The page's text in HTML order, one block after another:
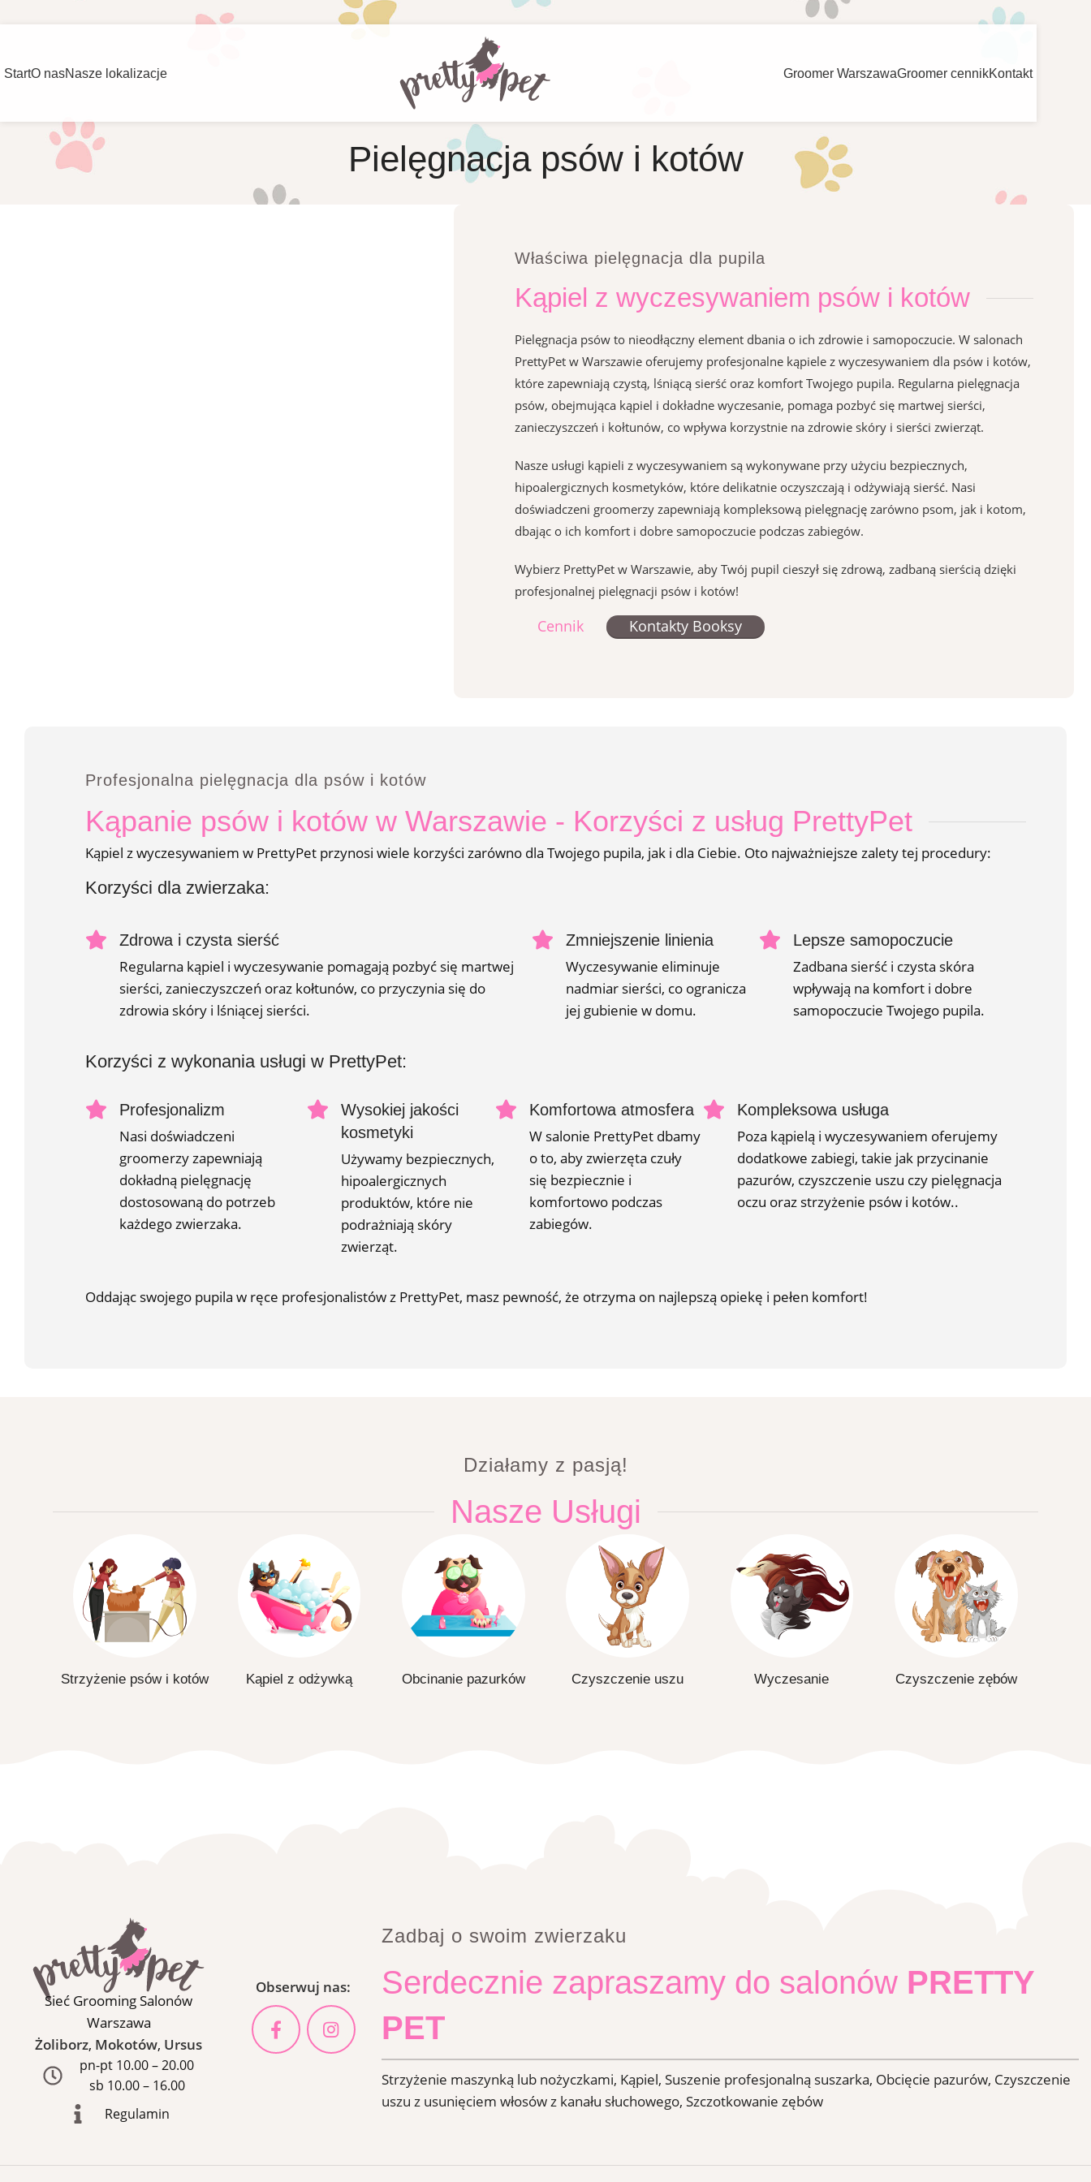
StartO nasNasze lokalizacje Groomer WarszawaGroomer cennikKontakt
Pielęgnacja psów i kotów
Właściwa pielęgnacja dla pupila
Kąpiel z wyczesywaniem psów i kotów
Pielęgnacja psów to nieodłączny element dbania o ich zdrowie i samopoczucie. W salonach
PrettyPet w Warszawie oferujemy profesjonalne kąpiele z wyczesywaniem dla psów i kotów,
które zapewniają czystą, lśniącą sierść oraz komfort Twojego pupila. Regularna pielęgnacja
psów, obejmująca kąpiel i dokładne wyczesanie, pomaga pozbyć się martwej sierści,
zanieczyszczeń i kołtunów, co wpływa korzystnie na zdrowie skóry i sierści zwierząt.
Nasze usługi kąpieli z wyczesywaniem są wykonywane przy użyciu bezpiecznych,
hipoalergicznych kosmetyków, które delikatnie oczyszczają i odżywiają sierść. Nasi
doświadczeni groomerzy zapewniają kompleksową pielęgnację zarówno psom, jak i kotom,
dbając o ich komfort i dobre samopoczucie podczas zabiegów.
Wybierz PrettyPet w Warszawie, aby Twój pupil cieszył się zdrową, zadbaną sierścią dzięki
profesjonalnej pielęgnacji psów i kotów!
Cennik Kontakty Booksy
Profesjonalna pielęgnacja dla psów i kotów
Kąpanie psów i kotów w Warszawie - Korzyści z usług PrettyPet
Kąpiel z wyczesywaniem w PrettyPet przynosi wiele korzyści zarówno dla Twojego pupila, jak i dla Ciebie. Oto najważniejsze zalety tej procedury:
Korzyści dla zwierzaka:
Zdrowa i czysta sierść
Regularna kąpiel i wyczesywanie pomagają pozbyć się martwej
sierści, zanieczyszczeń oraz kołtunów, co przyczynia się do
zdrowia skóry i lśniącej sierści.
Zmniejszenie linienia
Wyczesywanie eliminuje
nadmiar sierści, co ogranicza
jej gubienie w domu.
Lepsze samopoczucie
Zadbana sierść i czysta skóra
wpływają na komfort i dobre
samopoczucie Twojego pupila.
Korzyści z wykonania usługi w PrettyPet:
Profesjonalizm
Nasi doświadczeni
groomerzy zapewniają
dokładną pielęgnację
dostosowaną do potrzeb
każdego zwierzaka.
Wysokiej jakości
kosmetyki
Używamy bezpiecznych,
hipoalergicznych
produktów, które nie
podrażniają skóry
zwierząt.
Komfortowa atmosfera
W salonie PrettyPet dbamy
o to, aby zwierzęta czuły
się bezpiecznie i
komfortowo podczas
zabiegów.
Kompleksowa usługa
Poza kąpielą i wyczesywaniem oferujemy
dodatkowe zabiegi, takie jak przycinanie
pazurów, czyszczenie uszu czy pielęgnacja
oczu oraz strzyżenie psów i kotów..
Oddając swojego pupila w ręce profesjonalistów z PrettyPet, masz pewność, że otrzyma on najlepszą opiekę i pełen komfort!
Działamy z pasją!
Nasze Usługi
Strzyżenie psów i kotów Kąpiel z odżywką Obcinanie pazurków Czyszczenie uszu Wyczesanie Czyszczenie zębów
Sieć Grooming Salonów
Warszawa
Żoliborz, Mokotów, Ursus
pn-pt 10.00 – 20.00
sb 10.00 – 16.00
Regulamin
Obserwuj nas:
Zadbaj o swoim zwierzaku
Serdecznie zapraszamy do salonów PRETTY
PET
Strzyżenie maszynką lub nożyczkami, Kąpiel, Suszenie profesjonalną suszarka, Obcięcie pazurów, Czyszczenie
uszu z usunięciem włosów z kanału słuchowego, Szczotkowanie zębów
Usuwanie kamienia nazębnego przy użyciu ultradźwięków. Dotyczy tylko psów do 10 kg